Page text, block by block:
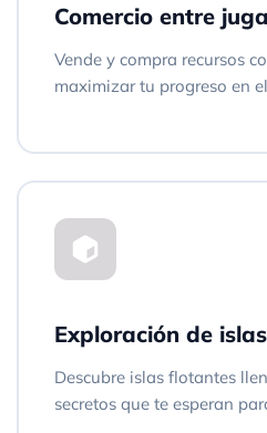
Comercio entre
Vende y compra recursos
maximizar tu progreso en
Exploración de islas
Descubre islas flotantes
secretos que te esperan